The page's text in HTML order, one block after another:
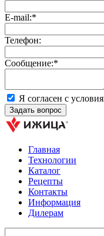
E-mail:*
Телефон:
Сообщение:*
Я согласен с
Главная
Технологии
Каталог
Рецепты
Контакты
Информация
Дилерам